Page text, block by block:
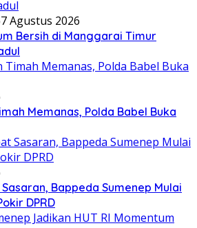
7 Agustus 2026
Bersih di Manggarai Timur
Memanas, Polda Babel Buka
Bappeda Sumenep Mulai
DPRD